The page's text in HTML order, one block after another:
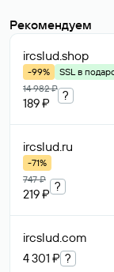
Рекомендуем
ircslud.shop
-99%
SSL в
14 982 ₽
189 ₽
?
ircslud.ru
-71%
747 ₽
219 ₽
?
ircslud.com
4 301 ₽ ?